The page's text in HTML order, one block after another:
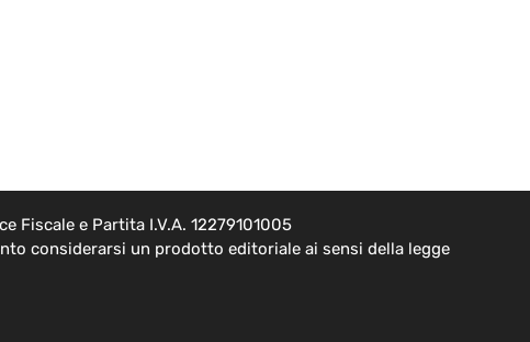
Fiscale e Partita I.V.A. 12279101005
considerarsi un prodotto editoriale ai sensi della legge